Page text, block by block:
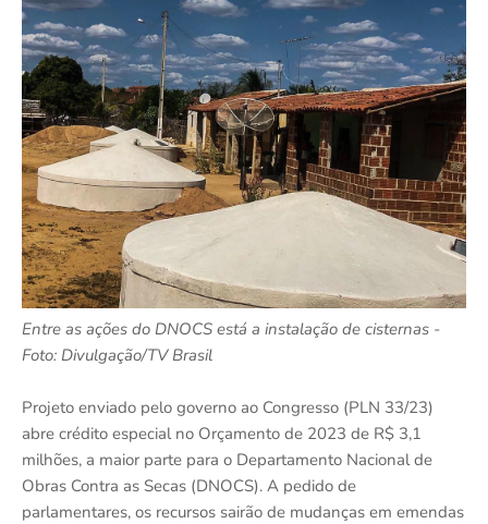
Entre as ações do DNOCS está a instalação de cisternas -
Foto: Divulgação/TV Brasil
Projeto enviado pelo governo ao Congresso (PLN 33/23)
abre crédito especial no Orçamento de 2023 de R$ 3,1
milhões, a maior parte para o Departamento Nacional de
Obras Contra as Secas (DNOCS). A pedido de
parlamentares, os recursos sairão de mudanças em emendas